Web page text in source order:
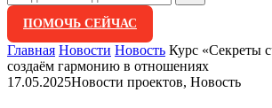
ПОМОЧЬ СЕЙЧАС
Главная Новости Новость Курс «Секреты
создаём гармонию в отношениях
17.05.2025Новости проектов, Новость